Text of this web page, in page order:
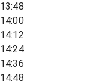
13:48
14:00
14:12
14:24
14:36
14:48